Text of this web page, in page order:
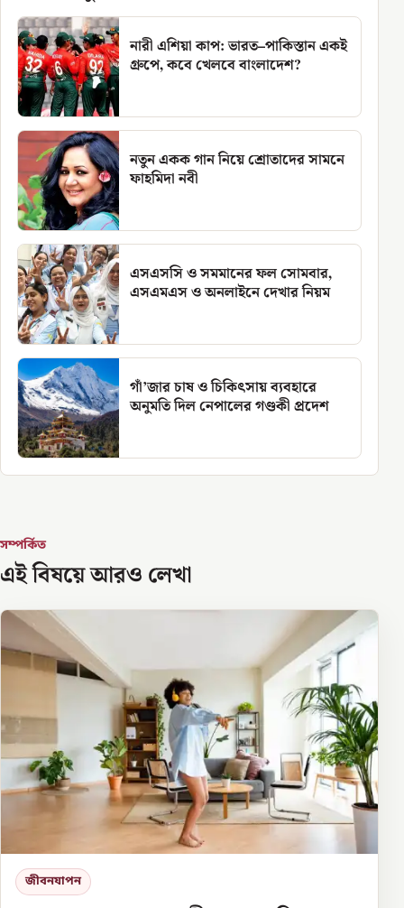
নারী এশিয়া কাপ: ভারত–পাকিস্তান একই
গ্রুপে, কবে খেলবে বাংলাদেশ?
নতুন একক গান নিয়ে শ্রোতাদের সামনে
ফাহমিদা নবী
এসএসসি ও সমমানের ফল সোমবার,
এসএমএস ও অনলাইনে দেখার নিয়ম
গাঁ’জার চাষ ও চিকিৎসায় ব্যবহারে
অনুমতি দিল নেপালের গণ্ডকী প্রদেশ
সম্পর্কিত
এই বিষয়ে আরও লেখা
জীবনযাপন